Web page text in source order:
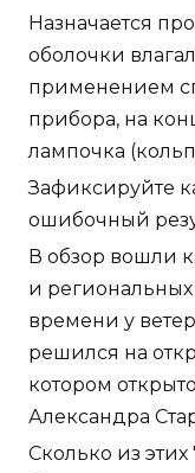
Назначается
оболочки
применением
прибора, на
лампочка
Зафиксируйте
ошибочный
В обзор вошли
и
времени у
решился на
котором
Александра
Сколько из